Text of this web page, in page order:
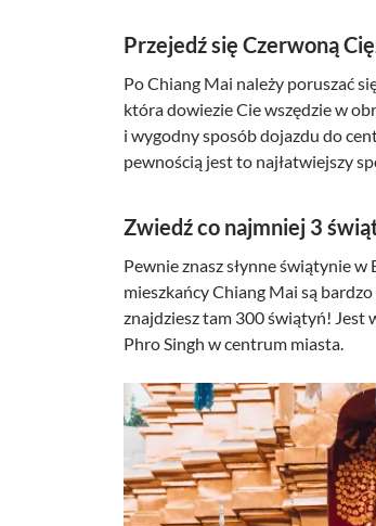
Przejedź się Czerwoną
Po Chiang Mai należy poruszać
która dowiezie Cie wszędzie w
i wygodny sposób dojazdu do
pewnością jest to najłatwiejszy
Zwiedź co najmniej 3
Pewnie znasz słynne świątynie w
mieszkańcy Chiang Mai są
znajdziesz tam 300 świątyń! Jest
Phro Singh w centrum miasta.